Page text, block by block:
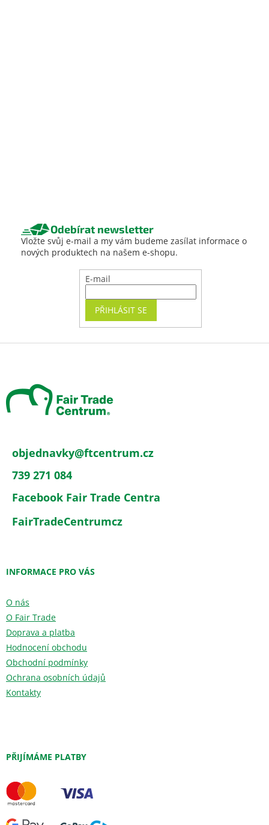
Odebírat newsletter
Vložte svůj e-mail a my vám budeme zasílat informace o
nových produktech na našem e-shopu.
E-mail
PŘIHLÁSIT SE
objednavky@ftcentrum.cz
739 271 084
Facebook Fair Trade Centra
FairTradeCentrumcz
INFORMACE PRO VÁS
O nás
O Fair Trade
Doprava a platba
Hodnocení obchodu
Obchodní podmínky
Ochrana osobních údajů
Kontakty
PŘIJÍMÁME PLATBY